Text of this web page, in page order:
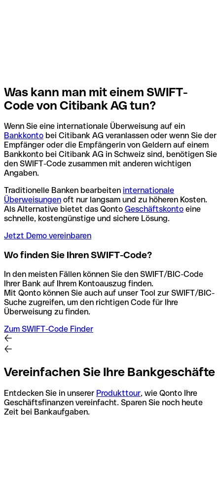
Was kann man mit einem SWIFT-
Code von Citibank AG tun?
Wenn Sie eine internationale Überweisung auf ein
Bankkonto bei Citibank AG veranlassen oder wenn Sie der
Empfänger oder die Empfängerin von Geldern auf einem
Bankkonto bei Citibank AG in Schweiz sind, benötigen Sie
den SWIFT-Code zusammen mit anderen wichtigen
Angaben.
Traditionelle Banken bearbeiten internationale
Überweisungen oft nur langsam und zu höheren Kosten.
Als Alternative bietet das Qonto Geschäftskonto eine
schnelle, kostengünstige und sichere Lösung.
Jetzt Demo vereinbaren
Wo finden Sie Ihren SWIFT-Code?
In den meisten Fällen können Sie den SWIFT/BIC-Code
Ihrer Bank auf Ihrem Kontoauszug finden.
Mit Qonto können Sie auch auf unser Tool zur SWIFT/BIC-
Suche zugreifen, um den richtigen Code für Ihre
Überweisung zu finden.
Zum SWIFT-Code Finder
Vereinfachen Sie Ihre Bankgeschäfte
Entdecken Sie in unserer Produkttour, wie Qonto Ihre
Geschäftsfinanzen vereinfacht. Sparen Sie noch heute
Zeit bei Bankaufgaben.